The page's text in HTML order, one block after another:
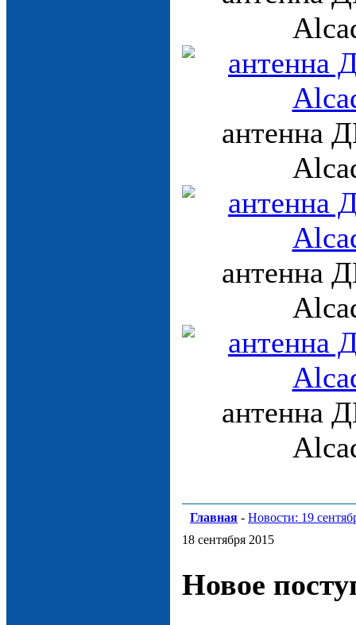
антенна
антенна
антенна
Главная - Новости: 19
18 сентября 2015
Новое